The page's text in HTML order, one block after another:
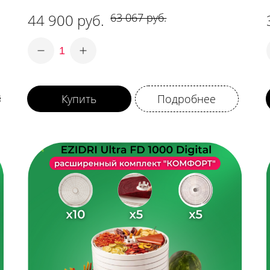
44 900 руб. 63 067 руб.
1
Купить Подробнее